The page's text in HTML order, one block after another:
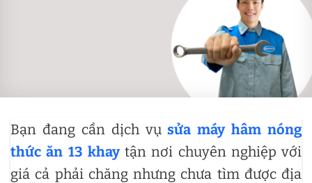
Bạn đang cần dịch vụsửa máy hâm nóng
thức ăn 13 khaytận nơi chuyên nghiệp với
giá cả phải chăng nhưng chưa tìm được địa